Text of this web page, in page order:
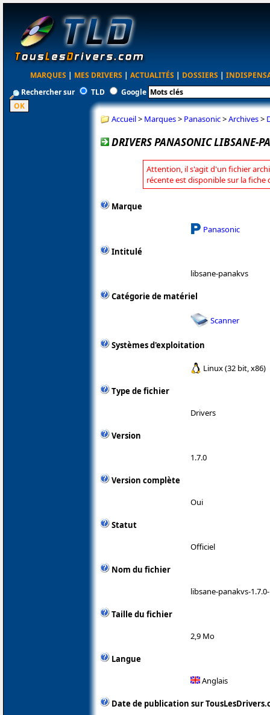
MARQUES | MES DRIVERS | ACTUALITÉS | DOSSIERS |
Rechercher sur
TLD Google
Accueil> Marques> Panasonic>Archives>
DRIVERS PANASONIC LIBSANE-
Attention, il s'agit d'un fichier
récente est disponible sur la fiche
Marque
Panasonic
Intitulé
libsane-panakvs
Catégorie de matériel
Scanner
Systèmes d'exploitation
Linux (32 bit, x86)
Type de fichier
Drivers
Version
1.7.0
Version complète
Oui
Statut
Officiel
Nom du fichier
libsane-panakvs-
Taille du fichier
2,9 Mo
Langue
Anglais
Date de publication sur